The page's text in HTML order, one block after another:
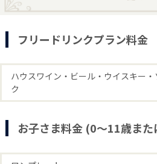
フリードリンクプラン料金
ハウスワイン・ビール・ウイスキー
ク
お子さま料金 (0〜11歳ま